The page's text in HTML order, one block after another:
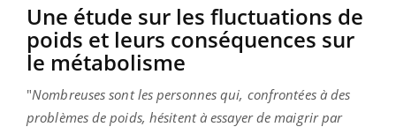
Une étude sur les fluctuations de
poids et leurs conséquences sur
le métabolisme
"Nombreuses sont les personnes qui, confrontées à des
problèmes de poids, hésitent à essayer de maigrir par